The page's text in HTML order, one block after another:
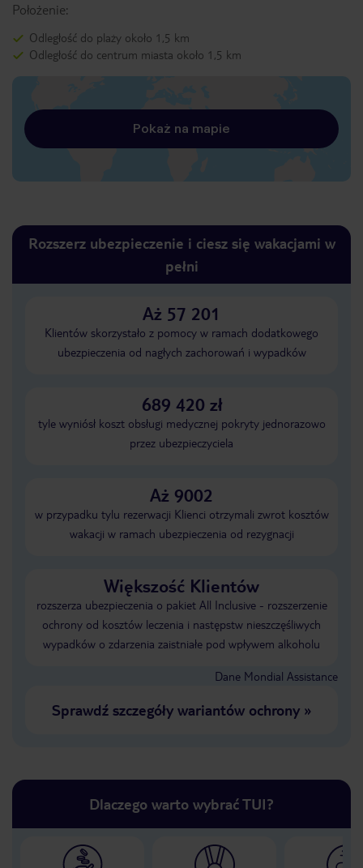
Położenie:
Odległość do plaży około 1,5 km
Odległość do centrum miasta około 1,5 km
Pokaż na mapie
Rozszerz ubezpieczenie i ciesz się wakacjami w
pełni
Aż 57 201
Klientów skorzystało z pomocy w ramach dodatkowego
ubezpieczenia od nagłych zachorowań i wypadków
689 420 zł
tyle wyniósł koszt obsługi medycznej pokryty jednorazowo
przez ubezpieczyciela
Aż 9002
w przypadku tylu rezerwacji Klienci otrzymali zwrot kosztów
wakacji w ramach ubezpieczenia od rezygnacji
Większość Klientów
rozszerza ubezpieczenia o pakiet All Inclusive - rozszerzenie
ochrony od kosztów leczenia i następstw nieszczęśliwych
wypadków o zdarzenia zaistniałe pod wpływem alkoholu
Dane Mondial Assistance
Sprawdź szczegóły wariantów ochrony»
Dlaczego warto wybrać TUI?